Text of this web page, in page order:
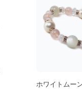
ホワイトムー